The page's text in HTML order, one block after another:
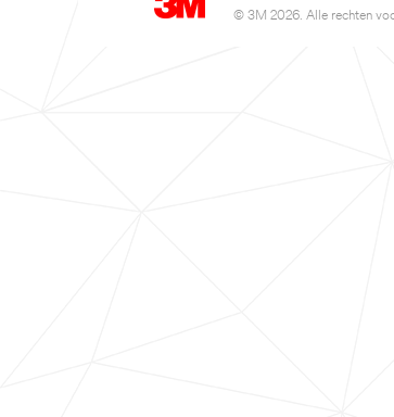
© 3M 2026. Alle rechten